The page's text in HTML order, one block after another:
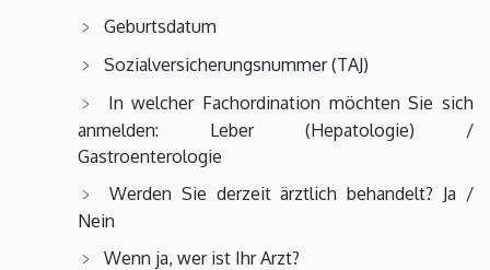
Geburtsdatum
Sozialversicherungsnummer (TAJ)
In welcher Fachordination möchten Sie sich
anmelden: Leber (Hepatologie) /
Gastroenterologie
Werden Sie derzeit ärztlich behandelt? Ja /
Nein
Wenn ja, wer ist Ihr Arzt?